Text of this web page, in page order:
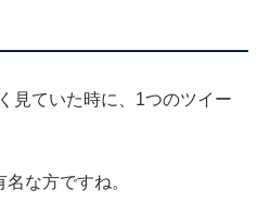
見ていた時に、1つのツイー
な方ですね。